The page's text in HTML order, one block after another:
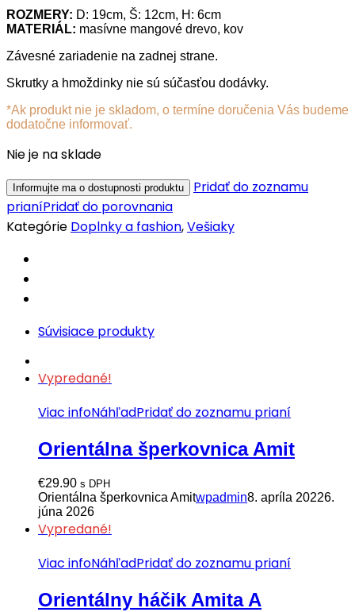
ROZMERY: D: 19cm, Š: 12cm, H: 6cm
MATERIÁL: masívne mangové drevo, kov
Závesné zariadenie na zadnej strane.
Skrutky a hmoždinky nie sú súčasťou dodávky.
*Ak produkt nie je skladom, o termíne doručenia Vás budeme
dodatočne informovať.
Nie je na sklade
Pridať do zoznamu
prianíPridať do porovnania
Kategórie Doplnky a fashion,Vešiaky
Súvisiace produkty
Vypredané!
Viac infoNáhľadPridať do zoznamu prianí
Orientálna šperkovnica Amit
€29.90 s DPH
Orientálna šperkovnica Amitwpadmin8. apríla 20226.
júna 2026
Vypredané!
Viac infoNáhľadPridať do zoznamu prianí
Orientálny háčik Amita A